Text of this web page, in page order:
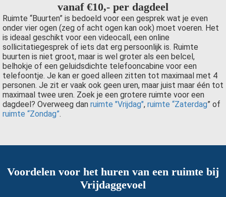
vanaf €10,- per dagdeel
Ruimte “Buurten” is bedoeld voor een gesprek wat je even
onder vier ogen (zeg of acht ogen kan ook) moet voeren. Het
is ideaal geschikt voor een videocall, een online
sollicitatiegesprek of iets dat erg persoonlijk is. Ruimte
buurten is niet groot, maar is wel groter als een belcel,
belhokje of een geluidsdichte telefooncabine voor een
telefoontje. Je kan er goed alleen zitten tot maximaal met 4
personen. Je zit er vaak ook geen uren, maar juist maar één tot
maximaal twee uren. Zoek je een grotere ruimte voor een
dagdeel? Overweeg dan ruimte "Vrijdag", ruimte “Zaterdag” of
ruimte “Zondag”.
Voordelen voor het huren van een ruimte bij
Vrijdaggevoel